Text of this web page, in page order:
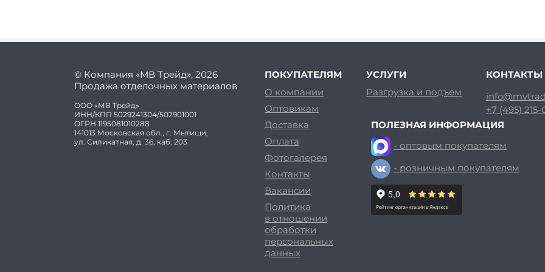
© Компания «МВ Трейд», 2026
Продажа отделочных материалов
ООО «МВ Трейд»
ИНН/КПП 5029241304/502901001
ОГРН 1195081010288
141013 Московская обл., г. Мытищи,
ул. Силикатная, д. 36, каб. 203
ПОКУПАТЕЛЯМ
О компании
Оптовикам
Доставка
Оплата
Фотогалерея
Контакты
Вакансии
Политика
в отношении
обработки
персональных
данных
УСЛУГИ
Разгрузка и подъем
КОНТАКТЫ
+7 (495)
ПОЛЕЗНАЯ ИНФОРМАЦИЯ
- оптовым покупателям
- розничным покупателям